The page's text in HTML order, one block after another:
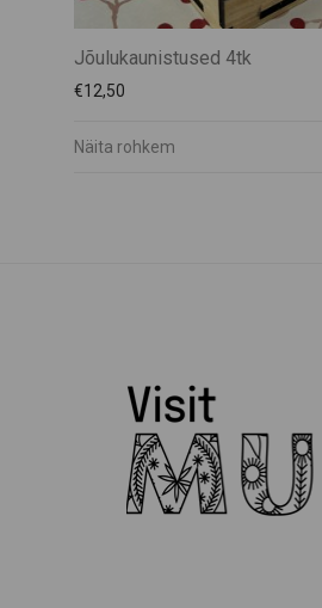
Jõulukaunistused 4tk
€12,50
Näita rohkem